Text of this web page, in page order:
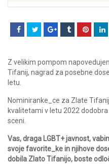
Z velikim pompom
Tifanij, nagrad za posebne
letu.
Nominiranke_ce za Zlate
kvalitetami v letu 2022
sceni.
Vas, draga LGBT+ javnost,
svoje favorite_ke in njihove
dobila Zlato Tifanijo, boste